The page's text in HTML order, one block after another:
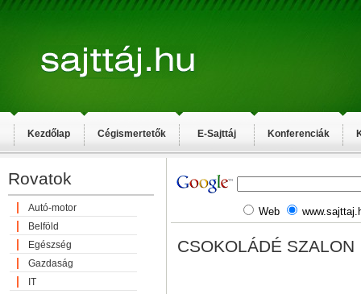
Kezdőlap Cégismertetők E-Sajttáj Konferenciák
Rovatok
Autó-motor
Belföld
Egészség
Gazdaság
IT
Web
CSOKOLÁDÉ SZALON